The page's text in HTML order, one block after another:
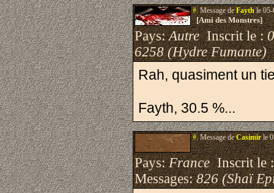
#.Message deFaythle 05-
[Ami des Monstres]
Pays:AutreInscrit le :
6258 (Hydre Fumante)
Rah, quasiment un
Fayth, 30.5 %...
#.Message deCasimirle
Pays:FranceInscrit le
Messages:826 (Shaï